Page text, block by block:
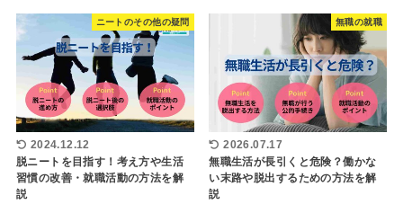
ニートのその他の疑問
2024.12.12
脱ニートを目指す！考え方や生活
習慣の改善・就職活動の方法を解
説
無職の就職
2026.07.17
無職生活が長引くと危険？働かな
い末路や脱出するための方法を解
説